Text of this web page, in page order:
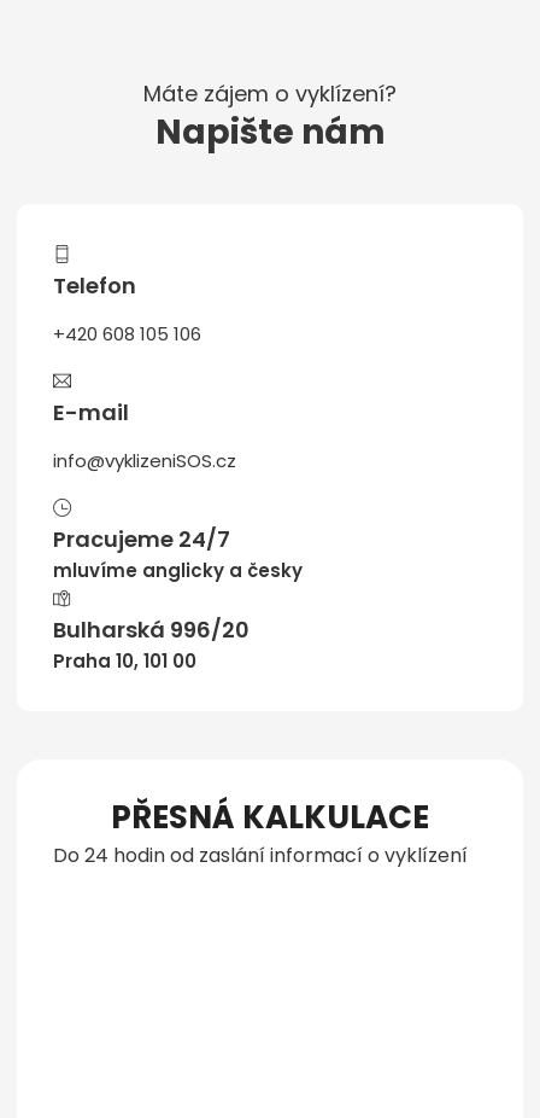
Máte zájem o vyklízení?
Napište nám
Telefon
+420 608 105 106
E-mail
info@vyklizeniSOS.cz
Pracujeme 24/7
mluvíme anglicky a česky
Bulharská 996/20
Praha 10, 101 00
PŘESNÁ KALKULACE
Do 24 hodin od zaslání informací o vyklízení